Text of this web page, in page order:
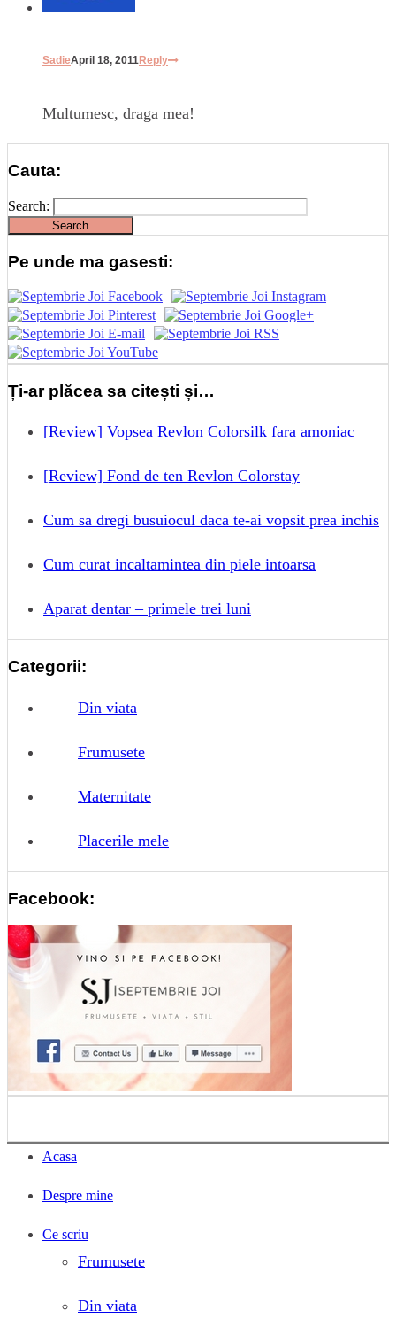
SadieApril 18, 2011Reply
Multumesc, draga mea!
Cauta:
Search:
Pe unde ma gasesti:
Ți-ar plăcea sa citești și…
[Review] Vopsea Revlon Colorsilk fara amoniac
[Review] Fond de ten Revlon Colorstay
Cum sa dregi busuiocul daca te-ai vopsit prea inchis
Cum curat incaltamintea din piele intoarsa
Aparat dentar – primele trei luni
Categorii:
Din viata
Frumusete
Maternitate
Placerile mele
Facebook:
Acasa
Despre mine
Ce scriu
Frumusete
Din viata